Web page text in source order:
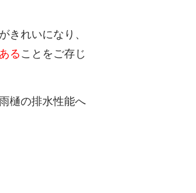
きれいになり、
る ことをご存じ
樋の排水性能へ